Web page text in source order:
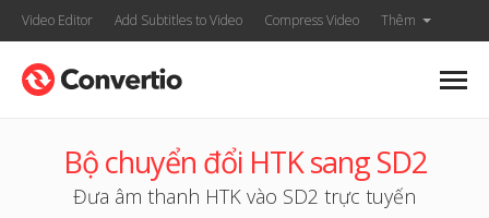
Video Editor Add Subtitles to Video Compress Video Thêm
Bộ chuyển đổi HTK sang SD2
Đưa âm thanh HTK vào SD2 trực tuyến